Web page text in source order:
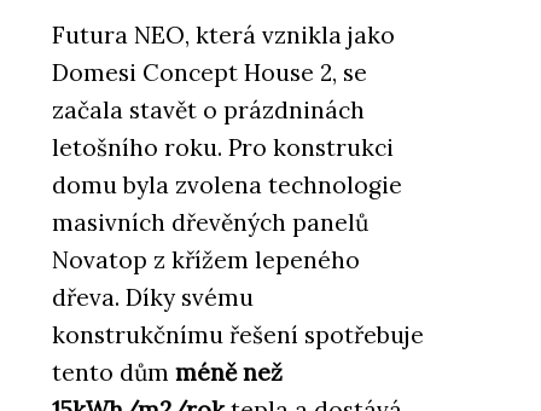
Futura NEO, která vznikla jako
Domesi Concept House 2, se
začala stavět o prázdninách
letošního roku. Pro konstrukci
domu byla zvolena technologie
masivních dřevěných panelů
Novatop z křížem lepeného
dřeva. Díky svému
konstrukčnímu řešení spotřebuje
tento dům méně než